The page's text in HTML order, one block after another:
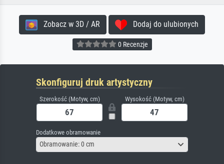
Zobacz w 3D / AR Dodaj do ulubionych
0 Recenzje
Skonfiguruj druk artystyczny
Szerokość (Motyw, cm) Wysokość (Motyw, cm)
Dodatkowe obramowanie
Obramowanie: 0 cm